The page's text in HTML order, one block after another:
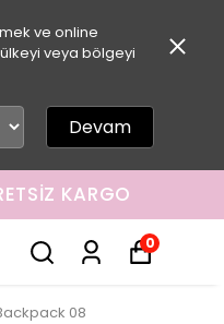
ve online
veya bölgeyi
Devam
KARGO
0
08